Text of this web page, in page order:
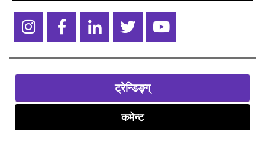
ट्रेन्डिङ्ग्
कमेन्ट